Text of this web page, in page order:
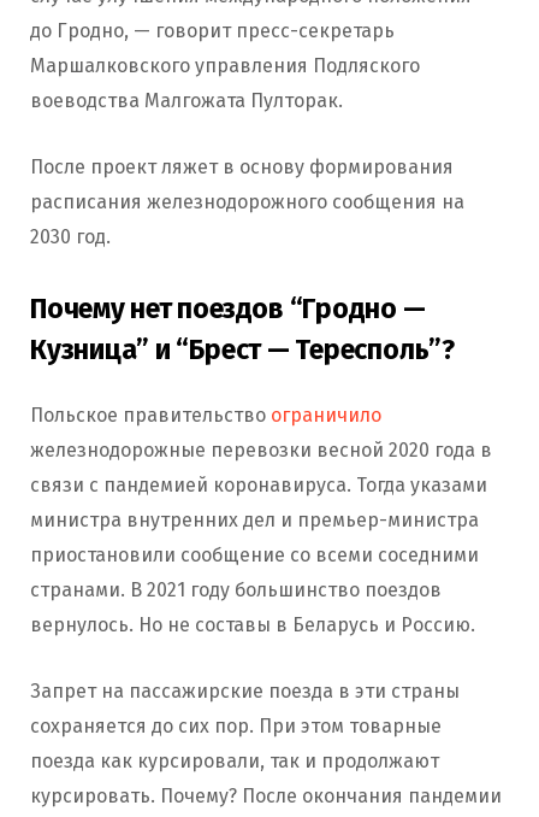
до Гродно, — говорит пресс-секретарь
Маршалковского управления Подляского
воеводства Малгожата Пулторак.
После проект ляжет в основу формирования
расписания железнодорожного сообщения на
2030 год.
Почему нет поездов “Гродно —
Кузница” и “Брест — Тересполь”?
Польское правительство ограничило
железнодорожные перевозки весной 2020 года в
связи с пандемией коронавируса. Тогда указами
министра внутренних дел и премьер-министра
приостановили сообщение со всеми соседними
странами. В 2021 году большинство поездов
вернулось. Но не составы в Беларусь и Россию.
Запрет на пассажирские поезда в эти страны
сохраняется до сих пор. При этом товарные
поезда как курсировали, так и продолжают
курсировать. Почему? После окончания пандемии